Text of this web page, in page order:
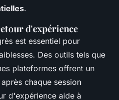
.
d'expérience
est essentiel pour
Des outils tels que
plateformes offrent un
après chaque session
d'expérience aide à